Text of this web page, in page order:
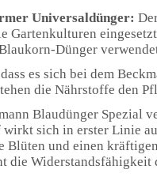
Universaldünger:
Gartenkulturen
Dünger
es sich bei dem
die Nährstoffe den
Blaudünger Spezial
sich in erster Linie
Blüten und einen
die Widerstandsfähigkeit